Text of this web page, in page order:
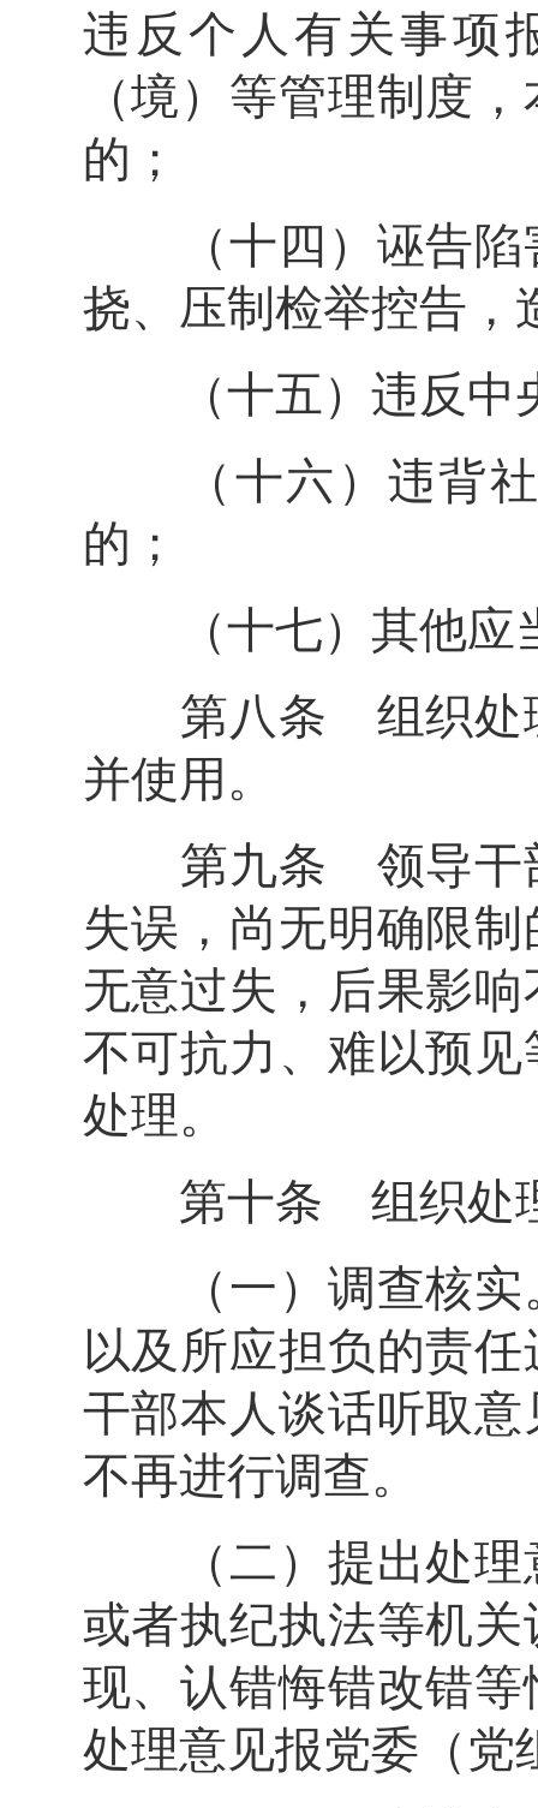
违反个人有关事项
（境）等管理制度
的；
（十四）诬告陷
挠、压制检举控告，
（十五）违反中央
（十六）违背社
的；
（十七）其他应
第八条 组织处理
并使用。
第九条 领导干部
失误，尚无明确限
无意过失，后果影
不可抗力、难以预
处理。
第十条 组织处理
（一）调查核实
以及所应担负的责
干部本人谈话听取
不再进行调查。
（二）提出处理
或者执纪执法等机
现、认错悔错改错
处理意见报党委（党